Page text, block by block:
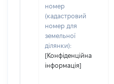
номер
(кадастровий
номер для
земельної
ділянки):
[Конфіденційна
інформація]